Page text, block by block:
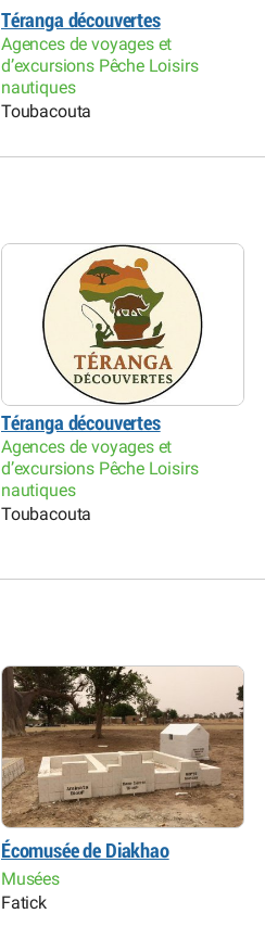
Téranga découvertes
Agences de voyages et
d’excursions Pêche Loisirs
nautiques
Toubacouta
Téranga découvertes
Agences de voyages et
d’excursions Pêche Loisirs
nautiques
Toubacouta
Écomusée de Diakhao
Musées
Fatick